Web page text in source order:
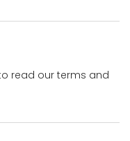
read our terms and